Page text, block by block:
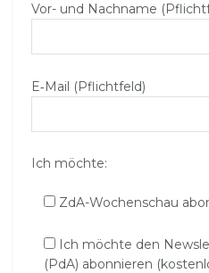
Vor- und Nachname
E‑Mail (Pflichtfeld)
Ich möchte:
ZdA-Wochenschau
Ich möchte den
(PdA) abonnieren